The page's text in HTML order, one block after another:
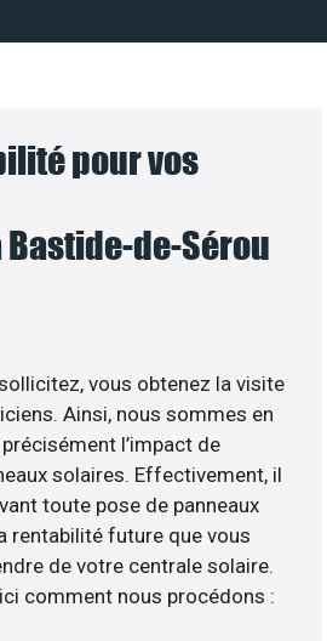
pour vos
Bastide-de-Sérou
vous obtenez la visite
Ainsi, nous sommes en
l’impact de
solaires. Effectivement, il
toute pose de panneaux
rentabilité future que vous
de votre centrale solaire.
comment nous procédons :